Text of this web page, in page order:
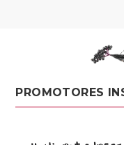
PROMOTORES